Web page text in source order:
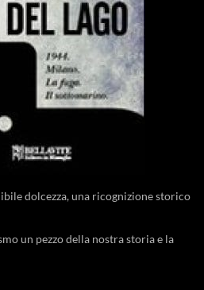
dolcezza, una ricognizione storico
un pezzo della nostra storia e la